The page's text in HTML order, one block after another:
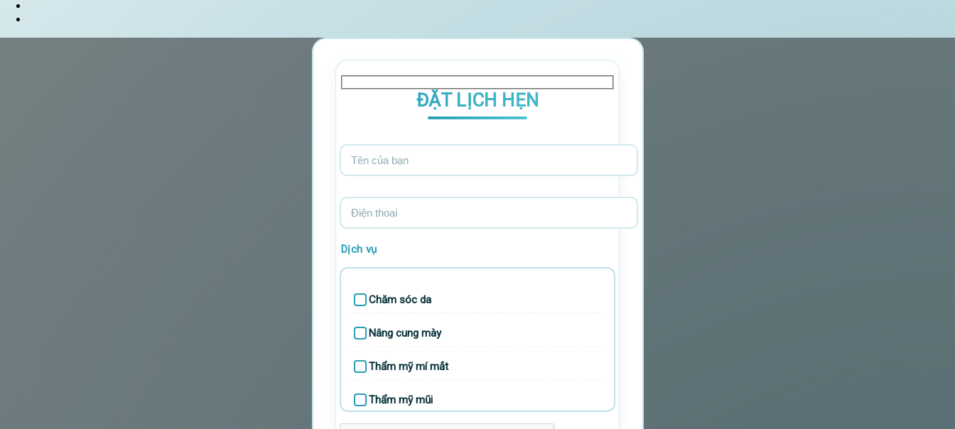
ĐẶT LỊCH HẸN
Tên
của
bạn
Điện
thoại
Dịch vụ
Chăm sóc da
Nâng cung mày
Thẩm mỹ mí mắt
Thẩm mỹ mũi